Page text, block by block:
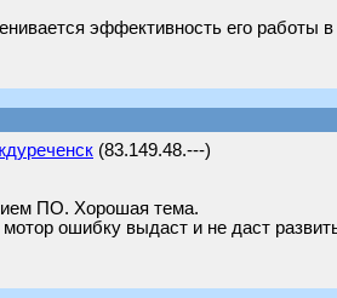
эффективность его работы
(83.149.48.---)
ПО. Хорошая тема.
мотор ошибку выдаст и не даст